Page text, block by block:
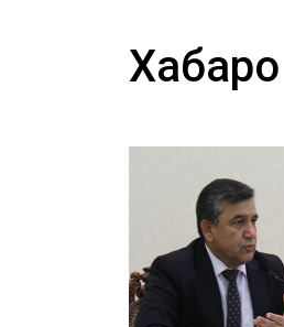
Хабарҳо